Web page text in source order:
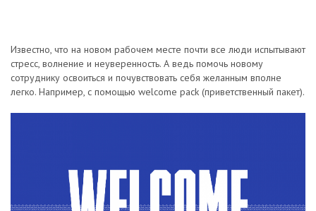
Известно, что на новом рабочем месте почти все люди испытывают
стресс, волнение и неуверенность. А ведь помочь новому
сотруднику освоиться и почувствовать себя желанным вполне
легко. Например, с помощью welcome pack (приветственный пакет).